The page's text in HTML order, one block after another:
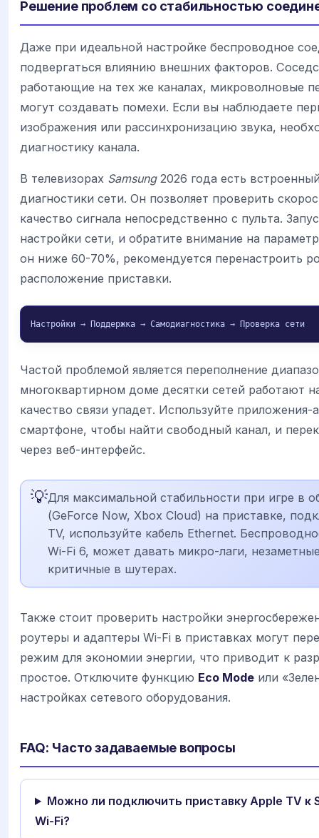
Решение проблем со стабильностью
Даже при идеальной настройке беспроводное
подвергаться влиянию внешних факторов.
работающие на тех же каналах, микроволновые
могут создавать помехи. Если вы наблюдаете
изображения или рассинхронизацию звука,
диагностику канала.
В телевизорах Samsung2026 года есть
диагностики сети. Он позволяет проверить
качество сигнала непосредственно с пульта.
настройки сети, и обратите внимание на
он ниже 60-70%, рекомендуется перенастроить
расположение приставки.
Настройки → Поддержка → Самодиагностика → Проверка сети
Частой проблемой является переполнение
многоквартирном доме десятки сетей работают
качество связи упадет. Используйте приложения-
смартфоне, чтобы найти свободный канал, и
через веб-интерфейс.
💡Для максимальной стабильности при игре в
(GeForce Now, Xbox Cloud) на приставке,
TV, используйте кабель Ethernet.
Wi-Fi 6, может давать микро-лаги,
критичные в шутерах.
Также стоит проверить настройки
роутеры и адаптеры Wi-Fi в приставках могут
режим для экономии энергии, что приводит к
простое. Отключите функцию Eco Mode или
настройках сетевого оборудования.
FAQ: Часто задаваемые вопросы
Можно ли подключить приставку Apple TV к
Wi-Fi?